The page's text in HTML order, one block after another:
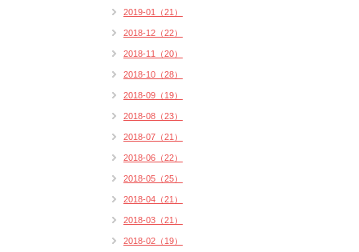
2019-01（21）
2018-12（22）
2018-11（20）
2018-10（28）
2018-09（19）
2018-08（23）
2018-07（21）
2018-06（22）
2018-05（25）
2018-04（21）
2018-03（21）
2018-02（19）